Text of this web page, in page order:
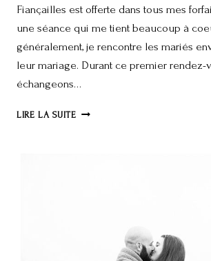
Fiançailles est offerte dans tous mes
une séance qui me tient beaucoup à
généralement, je rencontre les mariés
leur mariage. Durant ce premier rendez-
échangeons…
LIRE LA SUITEKARINE